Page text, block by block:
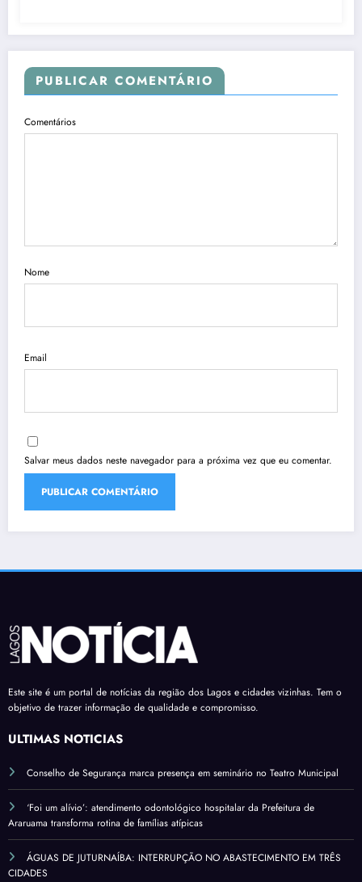
PUBLICAR COMENTÁRIO
Comentários
Nome
Email
Salvar meus dados neste navegador para a próxima vez que eu comentar.
Este site é um portal de notícias da região dos Lagos e cidades vizinhas. Tem o
objetivo de trazer informação de qualidade e compromisso.
ÚLTIMAS NOTÍCIAS
Conselho de Segurança marca presença em seminário no Teatro Municipal
‘Foi um alívio’: atendimento odontológico hospitalar da Prefeitura de
Araruama transforma rotina de famílias atípicas
ÁGUAS DE JUTURNAÍBA: INTERRUPÇÃO NO ABASTECIMENTO EM TRÊS
CIDADES